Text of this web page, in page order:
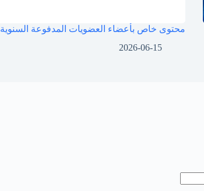
محتوى خاص بأعضاء العضويات المدفوعة السنوية
2026-06-15